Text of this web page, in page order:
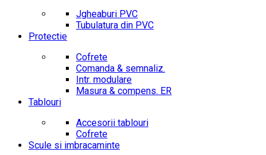
Jgheaburi PVC
Tubulatura din PVC
Protectie
Cofrete
Comanda & semnaliz.
Intr. modulare
Masura & compens. ER
Tablouri
Accesorii tablouri
Cofrete
Scule si imbracaminte